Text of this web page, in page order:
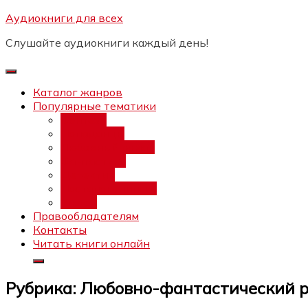
Перейти
содержимому
Аудиокниги для всех
Слушайте аудиокниги каждый день!
Каталог жанров
Популярные тематики
Правообладателям
Контакты
Читать книги онлайн
Рубрика: Любовно-фантастический